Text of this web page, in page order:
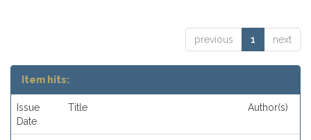
previous 1 next
Item hits:
Issue
Date
Title Author(s)